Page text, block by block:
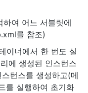
여 어느 서블릿에
를 참조)
이너에서 한 번도 실
에 생성된 인스턴스
턴스를 생성하고(메
를 실행하여 초기화